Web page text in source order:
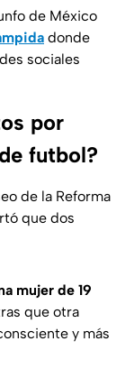
de México
donde
sociales
por
futbol?
de la Reforma
que dos
mujer de 19
que otra
y más